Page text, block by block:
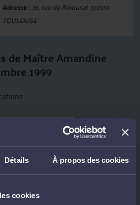
Détails À propos des cookies
cookies
Adresse :36, rue de Rémusat 31000
TOULOUSE
de Maître Amandine
1999